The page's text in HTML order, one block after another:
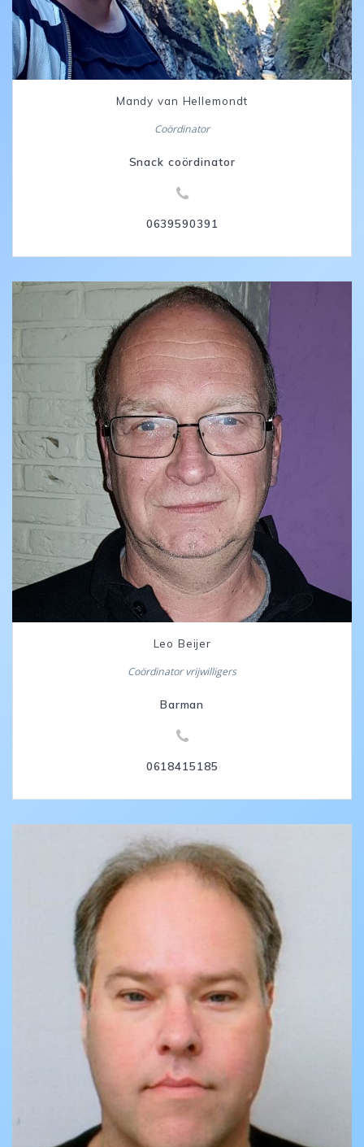
Mandy van Hellemondt
Coördinator
Snack coördinator
0639590391
Leo Beijer
Coördinator vrijwilligers
Barman
0618415185